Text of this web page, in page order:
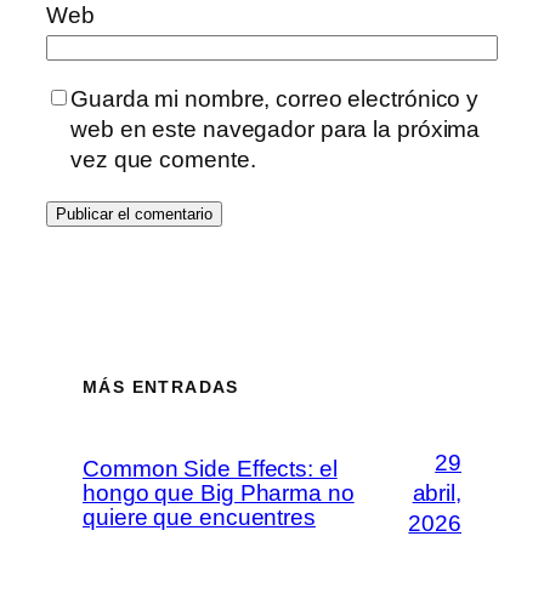
Web
Guarda mi nombre, correo electrónico y
web en este navegador para la próxima
vez que comente.
MÁS ENTRADAS
Common Side Effects: el
hongo que Big Pharma no
quiere que encuentres
29
abril,
2026